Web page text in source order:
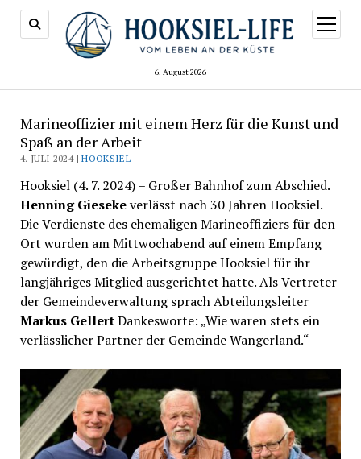
6. August 2026
Menü
öffnen
Marineoffizier mit einem Herz für die Kunst und
Spaß an der Arbeit
4. JULI 2024 |HOOKSIEL
Hooksiel (4. 7. 2024) – Großer Bahnhof zum Abschied.
Henning Giesekeverlässt nach 30 Jahren Hooksiel.
Die Verdienste des ehemaligen Marineoffiziers für den
Ort wurden am Mittwochabend auf einem Empfang
gewürdigt, den die Arbeitsgruppe Hooksiel für ihr
langjähriges Mitglied ausgerichtet hatte. Als Vertreter
der Gemeindeverwaltung sprach Abteilungsleiter
Markus GellertDankesworte: „Wie waren stets ein
verlässlicher Partner der Gemeinde Wangerland.“